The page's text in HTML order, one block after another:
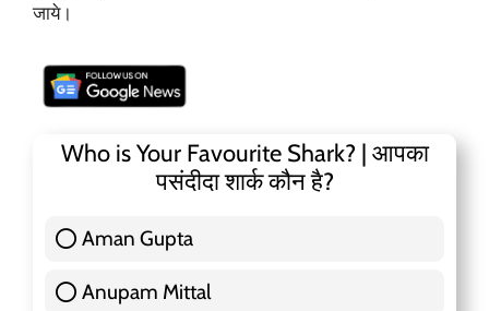
जाये।
Who is Your Favourite Shark? | आपका
पसंदीदा शार्क कौन है?
Aman Gupta
Anupam Mittal